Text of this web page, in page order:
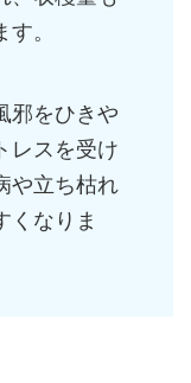
。
邪をひきや
レスを受け
や立ち枯れ
くなりま